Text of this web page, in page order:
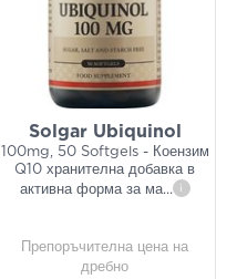
Solgar Ubiquinol
100mg, 50 Softgels - Коензим
Q10 хранителна добавка в
активна форма за ма... i
Препоръчителна цена на
дребно